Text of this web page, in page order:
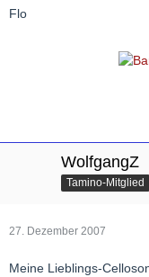
Flo
WolfgangZ
Tamino-Mitglied
27. Dezember 2007
Meine Lieblings-